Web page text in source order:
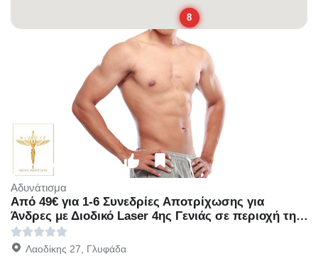
8
-51%
Αδυνάτισμα
Από 49€ για 1-6 Συνεδρίες Αποτρίχωσης για
Άνδρες με Διοδικό Laser 4ης Γενιάς σε περιοχή της
επιλογής σας, στον πολυχώρο του Divette
Aesthetic Medical Centre στην Γλυφάδα.
Λαοδίκης 27, Γλυφάδα